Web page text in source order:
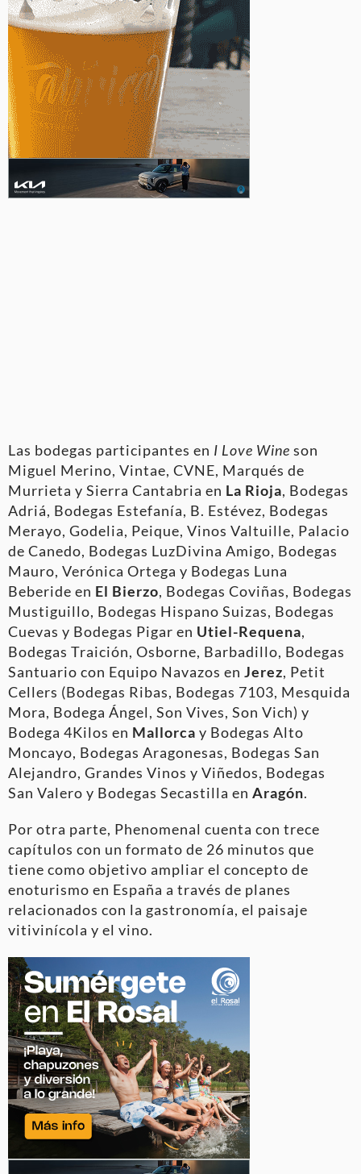
Las bodegas participantes en I Love Wine son
Miguel Merino, Vintae, CVNE, Marqués de
Murrieta y Sierra Cantabria en La Rioja, Bodegas
Adriá, Bodegas Estefanía, B. Estévez, Bodegas
Merayo, Godelia, Peique, Vinos Valtuille, Palacio
de Canedo, Bodegas LuzDivina Amigo, Bodegas
Mauro, Verónica Ortega y Bodegas Luna
Beberide en El Bierzo, Bodegas Coviñas, Bodegas
Mustiguillo, Bodegas Hispano Suizas, Bodegas
Cuevas y Bodegas Pigar en Utiel-Requena,
Bodegas Traición, Osborne, Barbadillo, Bodegas
Santuario con Equipo Navazos en Jerez, Petit
Cellers (Bodegas Ribas, Bodegas 7103, Mesquida
Mora, Bodega Ángel, Son Vives, Son Vich) y
Bodega 4Kilos en Mallorca y Bodegas Alto
Moncayo, Bodegas Aragonesas, Bodegas San
Alejandro, Grandes Vinos y Viñedos, Bodegas
San Valero y Bodegas Secastilla en Aragón.
Por otra parte, Phenomenal cuenta con trece
capítulos con un formato de 26 minutos que
tiene como objetivo ampliar el concepto de
enoturismo en España a través de planes
relacionados con la gastronomía, el paisaje
vitivinícola y el vino.